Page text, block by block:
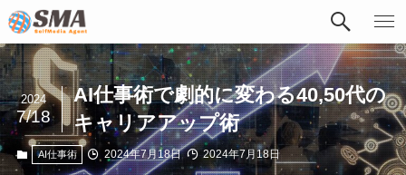
AI仕事術で劇的に変わる40,50代の
キャリアアップ術
2024
7/18
AI仕事術 2024年7月18日 2024年7月18日